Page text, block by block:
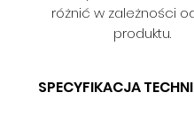
różnić w zależności
produktu.
SPECYFIKACJA